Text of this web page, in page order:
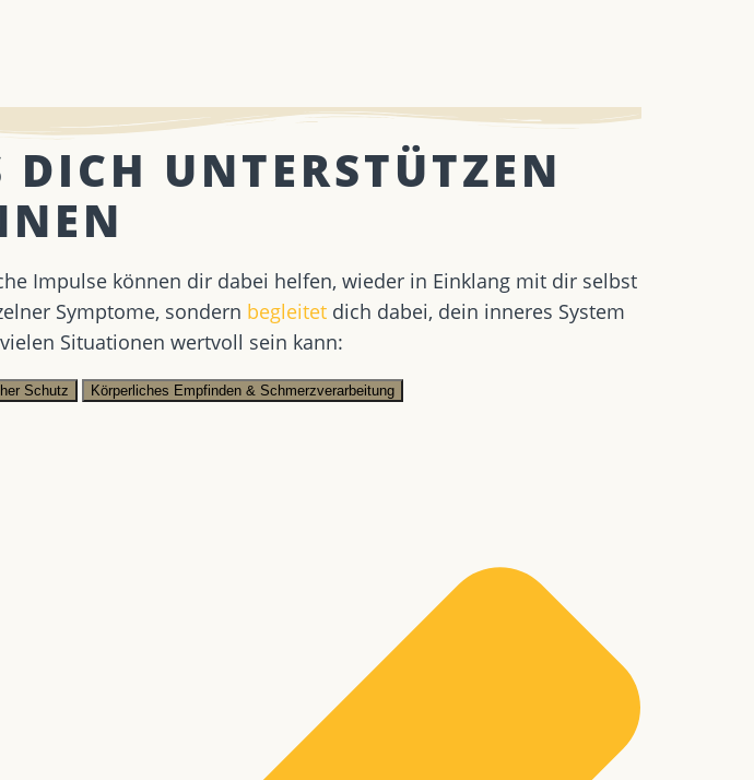
UNTERSTÜTZEN
Impulse können dir dabei helfen, wieder in Einklang mit dir selbst
Symptome, sondern begleitetdich dabei, dein inneres System
Situationen wertvoll sein kann:
Schutz Körperliches Empfinden & Schmerzverarbeitung